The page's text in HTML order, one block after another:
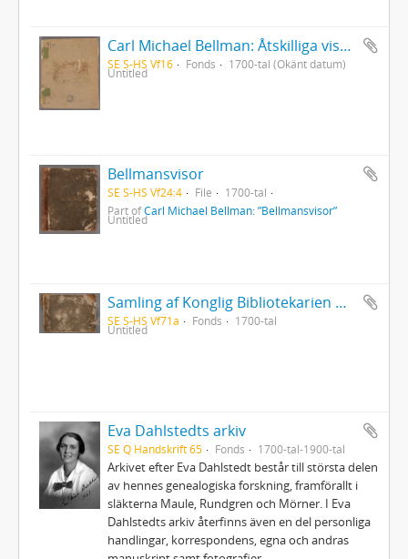
Carl Michael Bellman: Åtskilliga visor, samt en del af dess Fredmans epistlar
SE S-HS Vf16 Fonds 1700-tal (Okänt datum)
Untitled
Bellmansvisor
SE S-HS Vf24:4 File
1700-tal
Part ofCarl Michael Bellman: ”Bellmansvisor”
Untitled
Samling af Konglig Bibliotekarien Olof Dalins versar
SE S-HS Vf71a Fonds 1700-tal
Untitled
Eva Dahlstedts arkiv
SE Q Handskrift 65 Fonds 1700-tal-1900-tal
Arkivet efter Eva Dahlstedt består till största delen
av hennes genealogiska forskning, framförallt i
släkterna Maule, Rundgren och Mörner. I Eva
Dahlstedts arkiv återfinns även en del personliga
handlingar, korrespondens, egna och andras